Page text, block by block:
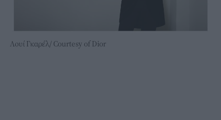
Λουί Γκαρέλ/ Courtesy of Dior